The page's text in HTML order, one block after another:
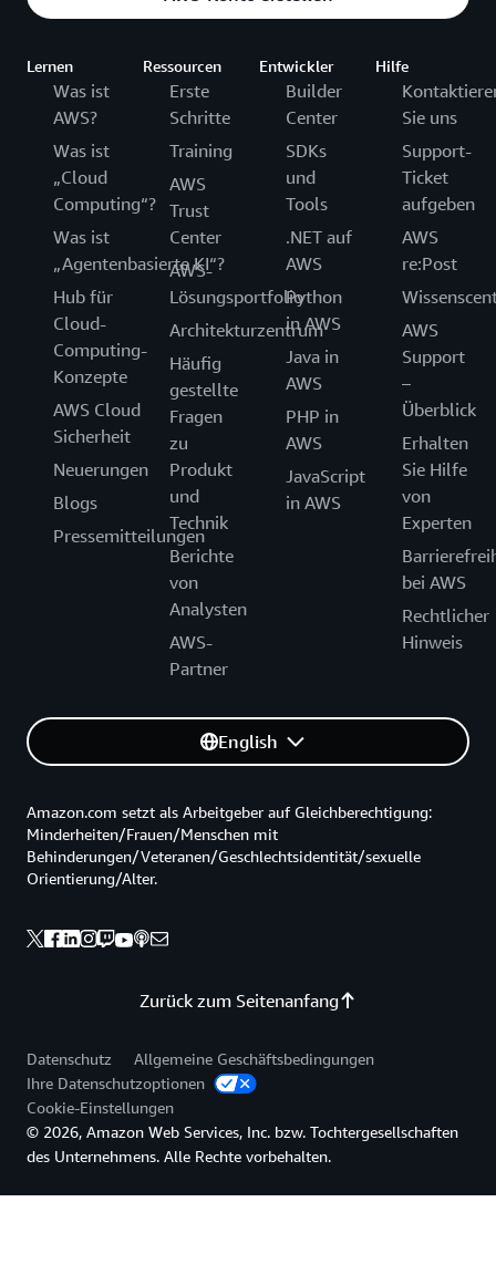
Lernen
Was ist
AWS?
Was ist
„Cloud
Computing“?
Was ist
„Agentenbasierte KI“?
Hub für
Cloud-
Computing-
Konzepte
AWS Cloud
Sicherheit
Neuerungen
Blogs
Pressemitteilungen
Ressourcen
Erste
Schritte
Training
AWS
Trust
Center
AWS-
Lösungsportfolio
Architekturzentrum
Häufig
gestellte
Fragen
zu
Produkt
und
Technik
Berichte
von
Analysten
AWS-
Partner
Entwickler
Builder
Center
SDKs
und
Tools
.NET auf
AWS
Python
in AWS
Java in
AWS
PHP in
AWS
JavaScript
in AWS
Hilfe
Sie uns
Support-
Ticket
aufgeben
AWS
re:Post
AWS
Support
–
Überblick
Erhalten
Sie Hilfe
von
Experten
bei AWS
Rechtlicher
Hinweis
English
Zurück zum Seitenanfang
Amazon.com setzt als Arbeitgeber auf Gleichberechtigung:
Minderheiten/Frauen/Menschen mit
Behinderungen/Veteranen/Geschlechtsidentität/sexuelle
Orientierung/Alter.
Datenschutz
Allgemeine Geschäftsbedingungen
Ihre Datenschutzoptionen
Cookie-Einstellungen
© 2026, Amazon Web Services, Inc. bzw. Tochtergesellschaften
des Unternehmens. Alle Rechte vorbehalten.